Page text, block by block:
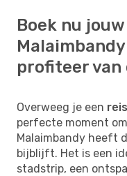
Boek nu
profiteer van
Overweeg je een
perfecte moment
Malaimbandy heeft
bijblijft. Het is een
stadstrip, een